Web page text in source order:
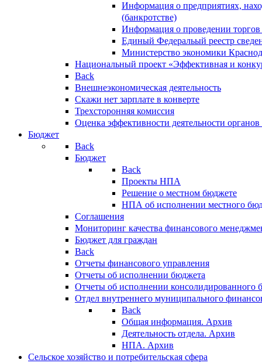
Информация о предприятиях,
(банкротстве)
Информация о проведении
Единый Федеральый реестр
Министерство экономики
Национальный проект «Эффективная и
Back
Внешнеэкономическая деятельность
Скажи нет зарплате в конверте
Трехсторонняя комиссия
Оценка эффективности деятельности
Бюджет
Back
Бюджет
Back
Проекты НПА
Решение о местном бюджете
НПА об исполнении местного
Соглашения
Мониторинг качества финансового
Бюджет для граждан
Back
Отчеты финансового управления
Отчеты об исполнении бюджета
Отчеты об исполнении консолидированного
Отдел внутреннего муниципального
Back
Общая информация. Архив
Деятельность отдела. Архив
НПА. Архив
Сельское хозяйство и потребительская сфера